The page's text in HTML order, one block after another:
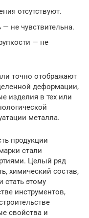
отсутствуют.
не чувствительна.
— не
точно отображают
деформации,
изделия в тех или
металла.
продукции
стали
Целый ряд
химический состав,
стать этому
инструментов,
свойства и